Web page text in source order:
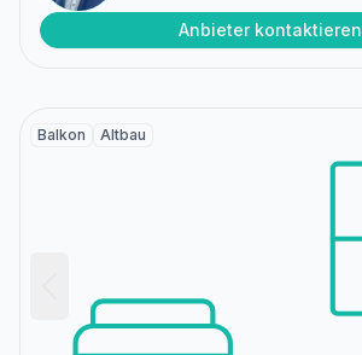
Anbieter kontaktieren
Balkon Altbau